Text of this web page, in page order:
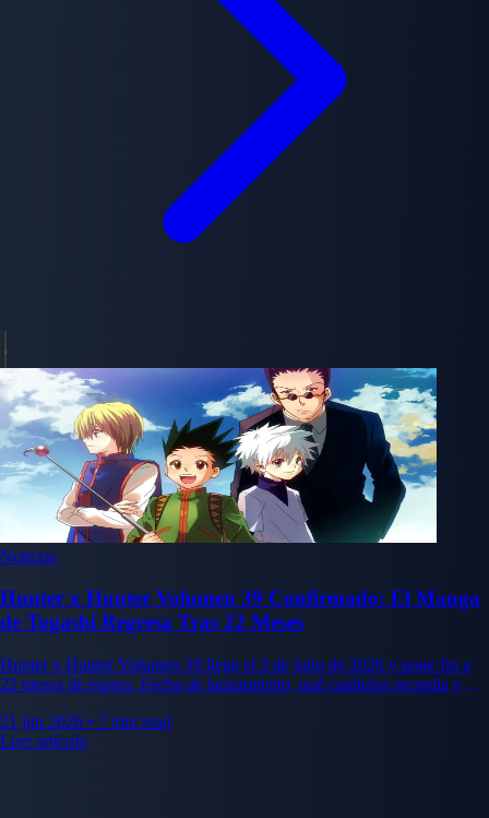
Noticias
Hunter x Hunter Volumen 39 Confirmado: El Manga
de Togashi Regresa Tras 22 Meses
Hunter x Hunter Volumen 39 llega el 3 de julio de 2026 y pone fin a
22 meses de espera. Fecha de lanzamiento, qué capítulos recopila y
21 jun 2026 • 7 min read
Leer artículo